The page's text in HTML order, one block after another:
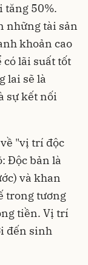
tăng 50%.
những tài sản
khoản cao
có lãi suất tốt
lai sẽ là
sự kết nối
"vị trí độc
Độc bản là
và khan
trong tương
tiền. Vị trí
đến sinh